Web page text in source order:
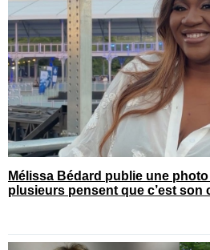
Mélissa Bédard publie une photo
plusieurs pensent que c’est son